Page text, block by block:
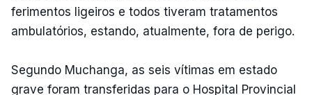
ferimentos ligeiros e todos tiveram tratamentos
ambulatórios, estando, atualmente, fora de perigo.
Segundo Muchanga, as seis vítimas em estado
grave foram transferidas para o Hospital Provincial